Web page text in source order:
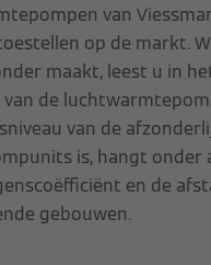
van
op de markt.
maakt, leest u in
de
van de
is, hangt onder
en de
gebouwen.